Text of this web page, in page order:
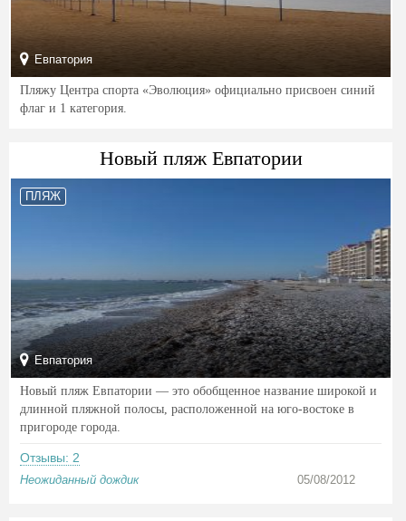
Евпатория
Пляжу Центра спорта «Эволюция» официально присвоен синий
флаг и 1 категория.
Новый пляж Евпатории
ПЛЯЖ
Евпатория
Новый пляж Евпатории — это обобщенное название широкой и
длинной пляжной полосы, расположенной на юго-востоке в
пригороде города.
Отзывы: 2
Неожиданный дождик 05/08/2012